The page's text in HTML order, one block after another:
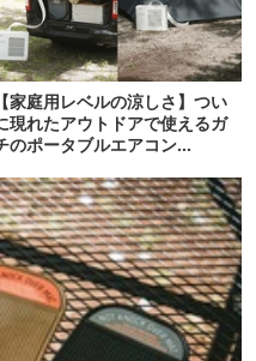
【家庭用レベルの涼しさ】つい
現れたアウトドアで使えるガ
のポータブルエアコン